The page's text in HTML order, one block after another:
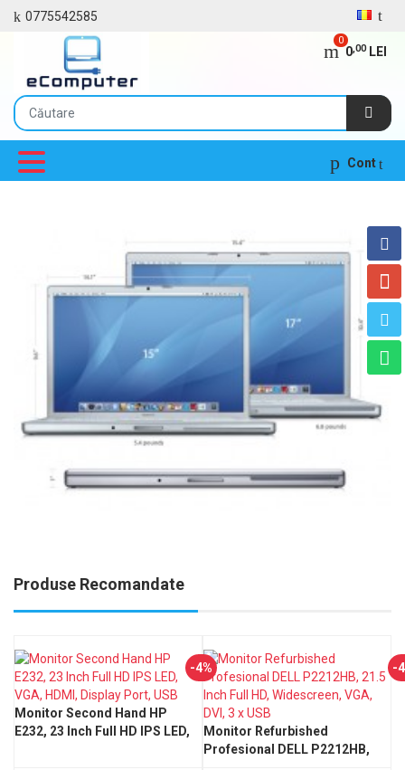
0775542585
0
0,00LEI
Cont
Produse Recomandate
Monitor Second Hand HP
E232, 23 Inch Full HD IPS LED,
-4%
Monitor Refurbished
Profesional DELL P2212HB,
-